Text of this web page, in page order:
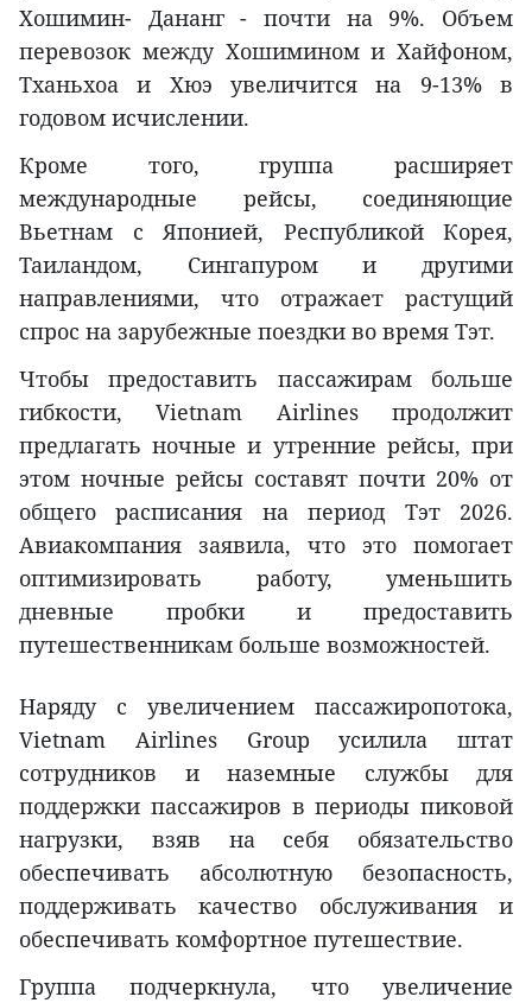
Хошимин- Дананг - почти на 9%. Объем
перевозок между Хошимином и Хайфоном,
Тханьхоа и Хюэ увеличится на 9-13% в
годовом исчислении.
Кроме того, группа расширяет
международные рейсы, соединяющие
Вьетнам с Японией, Республикой Корея,
Таиландом, Сингапуром и другими
направлениями, что отражает растущий
спрос на зарубежные поездки во время Tэт.
Чтобы предоставить пассажирам больше
гибкости, Vietnam Airlines продолжит
предлагать ночные и утренние рейсы, при
этом ночные рейсы составят почти 20% от
общего расписания на период Tэт 2026.
Авиакомпания заявила, что это помогает
оптимизировать работу, уменьшить
дневные пробки и предоставить
путешественникам больше возможностей.
Наряду с увеличением пассажиропотока,
Vietnam Airlines Group усилила штат
сотрудников и наземные службы для
поддержки пассажиров в периоды пиковой
нагрузки, взяв на себя обязательство
обеспечивать абсолютную безопасность,
поддерживать качество обслуживания и
обеспечивать комфортное путешествие.
Группа подчеркнула, что увеличение